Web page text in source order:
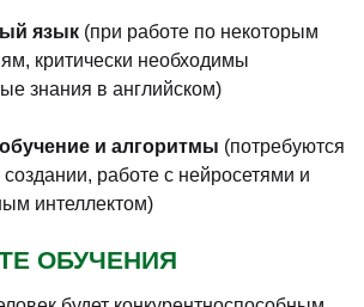
язык (при работе по некоторым
критически необходимы
знания в английском)
и алгоритмы (потребуются
работе с нейросетями и
интеллектом)
ОБУЧЕНИЯ